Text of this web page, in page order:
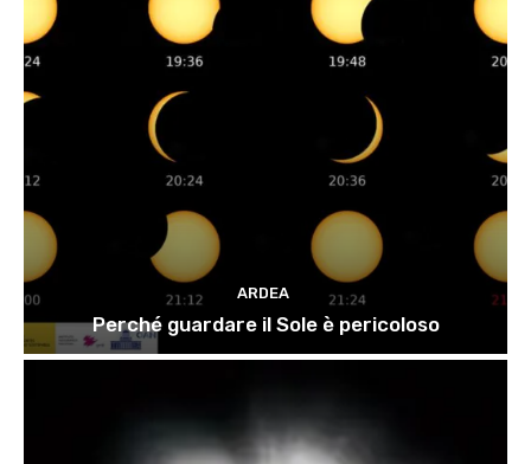
ARDEA
Perché guardare il Sole è pericoloso